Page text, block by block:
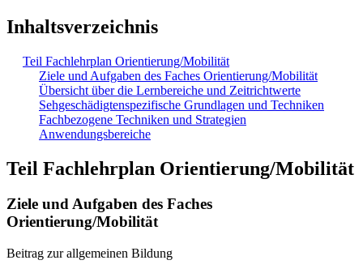
Inhaltsverzeichnis
Teil Fachlehrplan Orientierung/Mobilität
Ziele und Aufgaben des Faches Orientierung/Mobilität
Übersicht über die Lernbereiche und Zeitrichtwerte
Sehgeschädigtenspezifische Grundlagen und Techniken
Fachbezogene Techniken und Strategien
Anwendungsbereiche
Teil Fachlehrplan Orientierung/Mobilität
Ziele und Aufgaben des Faches
Orientierung/Mobilität
Beitrag zur allgemeinen Bildung